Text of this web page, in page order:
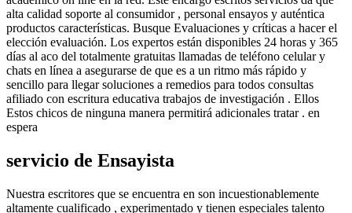
alta calidad soporte al consumidor , personal ensayos y auténtica
productos características. Busque Evaluaciones y críticas a hacer el
elección evaluación. Los expertos están disponibles 24 horas y 365
días al aсo del totalmente gratuitas llamadas de teléfono celular y
chats en línea a asegurarse de que es a un ritmo más rápido y
sencillo para llegar soluciones a remedios para todos consultas
afiliado con escritura educativa trabajos de investigación . Ellos
Estos chicos de ninguna manera permitirá adicionales tratar . en
espera
servicio de Ensayista
Nuestra escritores que se encuentra en son incuestionablemente
altamente cualificado , experimentado y tienen especiales talento